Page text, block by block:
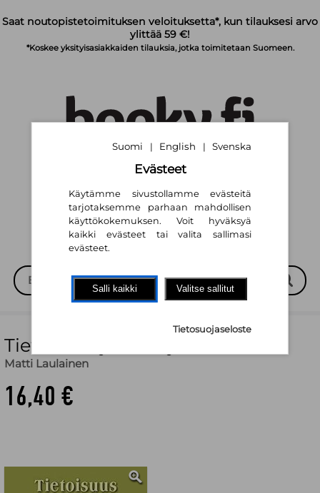
Saat noutopistetoimituksen veloituksetta*, kun tilauksesi arvo
ylittää 59 €!
*Koskee yksityisasiakkaiden tilauksia, jotka toimitetaan Suomeen.
English |
Tietoisuus ja terveys
Matti Laulainen
16,40 €
Suomi | English | Svenska
Evästeet
Käytämme sivustollamme evästeitä
tarjotaksemme parhaan mahdollisen
käyttökokemuksen. Voit hyväksyä
kaikki evästeet tai valita sallimasi
evästeet.
Salli kaikki Valitse sallitut
Tietosuojaseloste